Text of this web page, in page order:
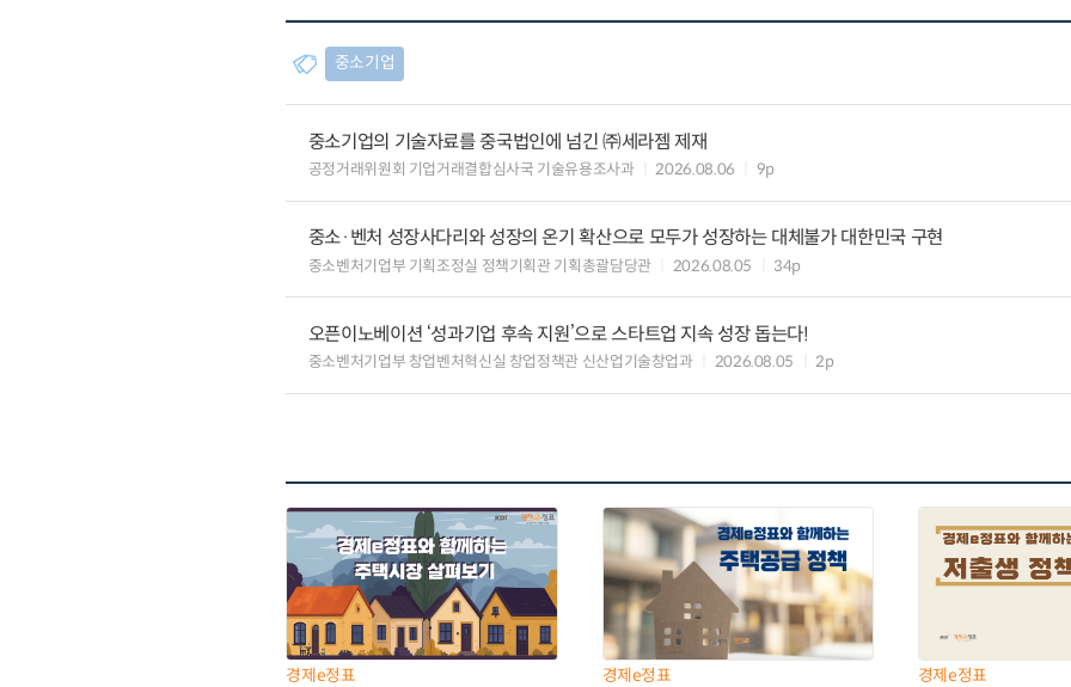
중소기업
중소기업의 기술자료를 중국법인에 넘긴 ㈜세라젬 제재
공정거래위원회 기업거래결합심사국 기술유용조사과 2026.08.06 9p
중소·벤처 성장사다리와 성장의 온기 확산으로 모두가 성장하는 대체불가 대한민국 구현
중소벤처기업부 기획조정실 정책기획관 기획총괄담당관 2026.08.05 34p
오픈이노베이션 ‘성과기업 후속 지원’으로 스타트업 지속 성장 돕는다!
중소벤처기업부 창업벤처혁신실 창업정책관 신산업기술창업과 2026.08.05 2p
경제e정표 경제e정표 경제e정표